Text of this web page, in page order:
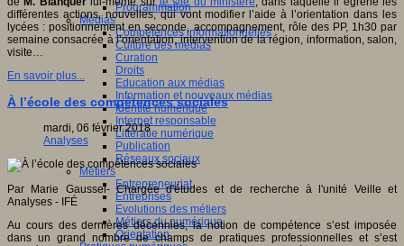
Programmation
Médias
Compétences informationnelles
Culture des médias
Curation
Droits
Education aux médias
Information et nouveaux médias
Identité numérique
Internet responsable
Littératie numérique
Publication
Réseaux sociaux
Métiers
Entrepreneuriat
Entreprises
Evolutions des métiers
Métiers du numérique
Orientation
différentes actions, nouvelles, qui vont modifier l’aide à l’orientation dans les
lycées : positionnement en seconde, accompagnement, rôle des PP, 1h30 par
semaine consacrée à l’orientation, intervention de la région, information, salon,
visite…
En savoir plus...
À l’école des compétences sociales
mardi, 06 février 2018
Analyses
Par Marie Gaussel- Chargée d'études et de recherche à l'unité Veille et
Analyses - IFÉ
Au cours des dernières décennies, la notion de compétence s’est imposée
dans un grand nombre de champs de pratiques professionnelles et s’est